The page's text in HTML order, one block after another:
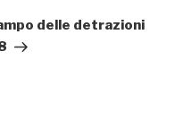
delle detrazioni